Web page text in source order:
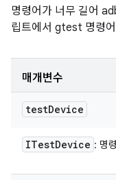
명령어가 너무 길어
립트에서 gtest 명령
매개변수
testDevice
ITestDevice : 명